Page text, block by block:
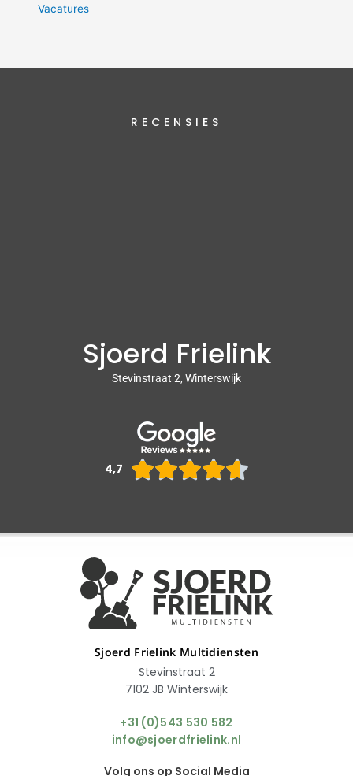
Vacatures
RECENSIES
Sjoerd Frielink
Stevinstraat 2, Winterswijk
4,7 
Sjoerd Frielink Multidiensten
Stevinstraat 2
7102 JB Winterswijk
+31 (0)543 530 582
info@sjoerdfrielink.nl
Volg ons op Social Media